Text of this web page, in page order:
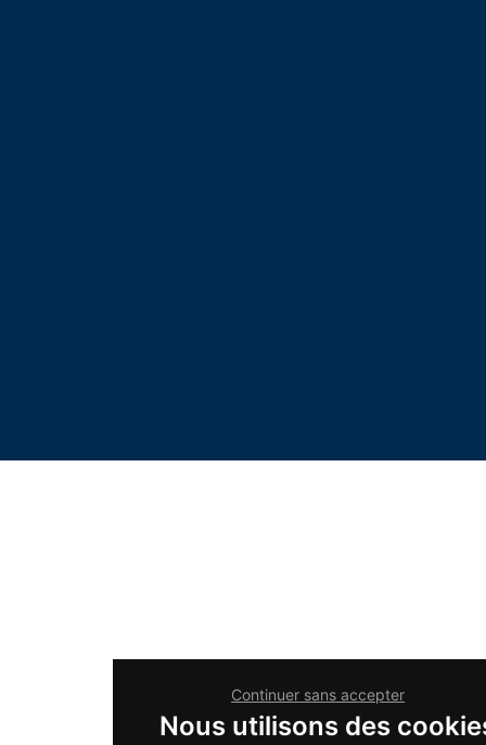
Nous utilisons des
Continuer sans accepter